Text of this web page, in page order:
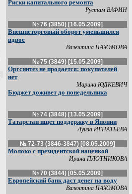
Риски капитального ремонта
Рустам ВАФИН
№ 76 (3850) [16.05.2009]
Внешнеторговый оборот уменьшился
вдвое
Валентина ПАХОМОВА
№ 75 (3849) [15.05.2009]
Оргсинтез не продается: покупателей
нет
Марина ЮДКЕВИЧ
Бюджет доживет до понедельника
№ 74 (3848) [13.05.2009]
Татарстан ищет поддержку в Японии
Луиза ИГНАТЬЕВА
№ 72-73 (3846-3847) [08.05.2009]
Молоко с президентской наценкой
Ирина ПЛОТНИКОВА
№ 70 (3844) [05.05.2009]
Европейский банк даст денег на воду
Валентина ПАХОМОВА